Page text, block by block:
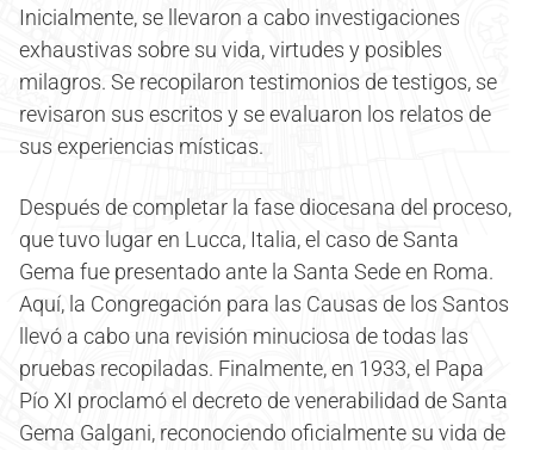
Inicialmente, se llevaron a cabo investigaciones
exhaustivas sobre su vida, virtudes y posibles
milagros. Se recopilaron testimonios de testigos, se
revisaron sus escritos y se evaluaron los relatos de
sus experiencias místicas.
Después de completar la fase diocesana del proceso,
que tuvo lugar en Lucca, Italia, el caso de Santa
Gema fue presentado ante la Santa Sede en Roma.
Aquí, la Congregación para las Causas de los Santos
llevó a cabo una revisión minuciosa de todas las
pruebas recopiladas. Finalmente, en 1933, el Papa
Pío XI proclamó el decreto de venerabilidad de Santa
Gema Galgani, reconociendo oficialmente su vida de